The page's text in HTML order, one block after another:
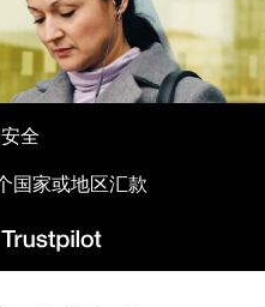
全
国家或地区汇款